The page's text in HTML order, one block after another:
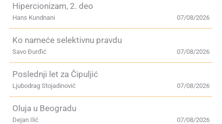
Hipercionizam, 2. deo
07/08/2026
Hans Kundnani
Ko nameće selektivnu pravdu
07/08/2026
Savo Đurđić
Poslednji let za Čipuljić
07/08/2026
Ljubodrag Stojadinović
Oluja u Beogradu
07/08/2026
Dejan Ilić